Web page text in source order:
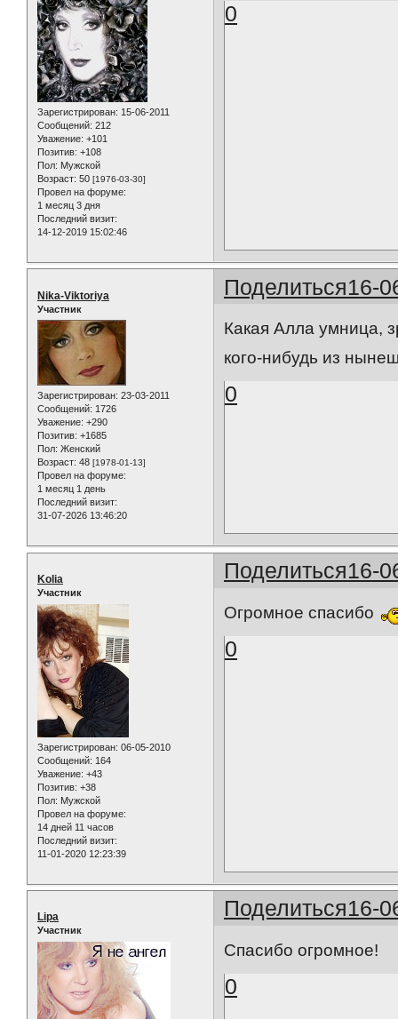
Зарегистрирован: 15-06-2011
Сообщений: 212
Уважение: +101
Позитив: +108
Пол: Мужской
Возраст: 50 [1976-03-30]
Провел на форуме:
1 месяц 3 дня
Последний визит:
14-12-2019 15:02:46
0
Поделиться16-
Nika-Viktoriya
Участник
Зарегистрирован: 23-03-2011
Сообщений: 1726
Уважение: +290
Позитив: +1685
Пол: Женский
Возраст: 48 [1978-01-13]
Провел на форуме:
1 месяц 1 день
Последний визит:
31-07-2026 13:46:20
Какая Алла умница,
кого-нибудь из
0
Поделиться16-
Kolia
Участник
Зарегистрирован: 06-05-2010
Сообщений: 164
Уважение: +43
Позитив: +38
Пол: Мужской
Провел на форуме:
14 дней 11 часов
Последний визит:
11-01-2020 12:23:39
Огромное спасибо
0
Поделиться16-
Lipa
Участник
Спасибо огромное!
0